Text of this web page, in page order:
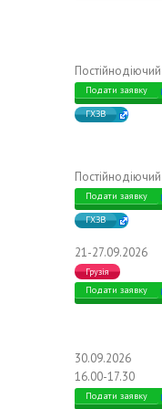
Постійнодіючий
Подати заявку
ГХЗВ
Постійнодіючий
Подати заявку
ГХЗВ
21-27.09.2026
Грузія
Подати заявку
30.09.2026
16.00-17.30
Подати заявку